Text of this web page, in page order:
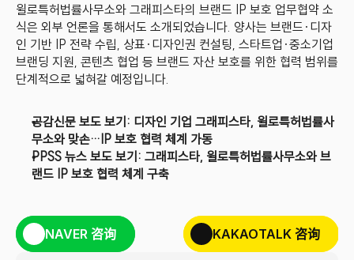
윌로특허법률사무소와 그래피스타의 브랜드 IP 보호 업무협약 소
식은 외부 언론을 통해서도 소개되었습니다. 양사는 브랜드·디자
인 기반 IP 전략 수립, 상표·디자인권 컨설팅, 스타트업·중소기업
브랜딩 지원, 콘텐츠 협업 등 브랜드 자산 보호를 위한 협력 범위를
단계적으로 넓혀갈 예정입니다.
공감신문 보도 보기: 디자인 기업 그래피스타, 윌로특허법률사
무소와 맞손…IP 보호 협력 체계 가동
PPSS 뉴스 보도 보기: 그래피스타, 윌로특허법률사무소와 브
랜드 IP 보호 협력 체계 구축
NAVER 咨询 KAKAOTALK 咨询